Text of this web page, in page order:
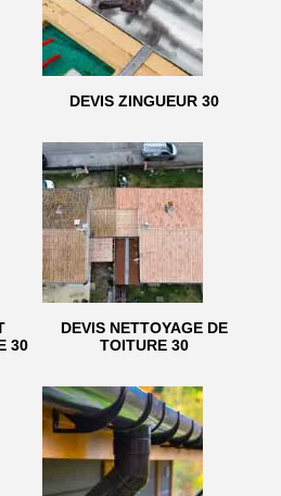
DEVIS ZINGUEUR 30
30
DEVIS NETTOYAGE DE
TOITURE 30